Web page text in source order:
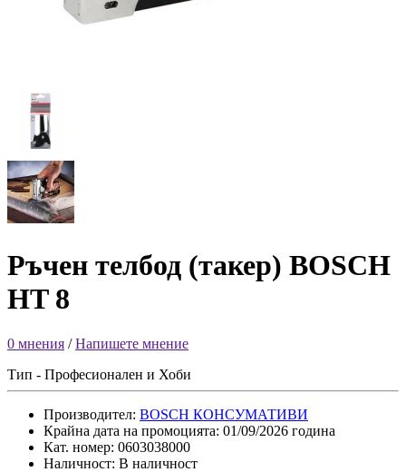
Ръчен телбод (такер) BOSCH
HT 8
0 мнения /Напишете мнение
Тип - Професионален и Хоби
Производител: BOSCH КОНСУМАТИВИ
Крайна дата на промоцията: 01/09/2026 година
Кат. номер: 0603038000
Наличност: В наличност